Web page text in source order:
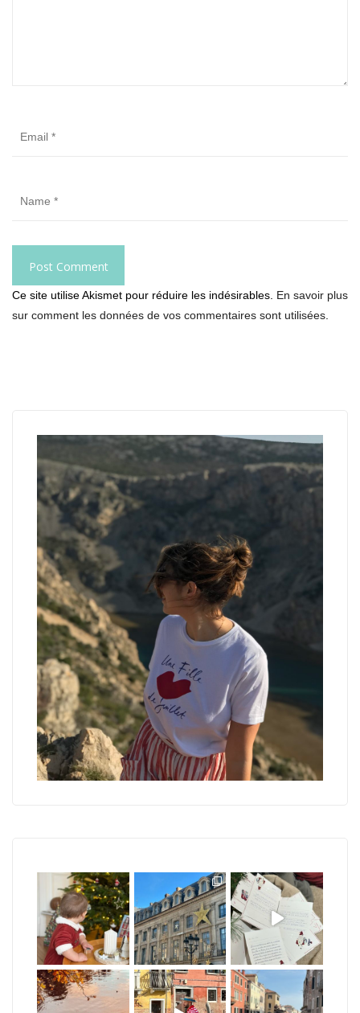
Ce site utilise Akismet pour réduire les indésirables. En savoir plus
sur comment les données de vos commentaires sont utilisées